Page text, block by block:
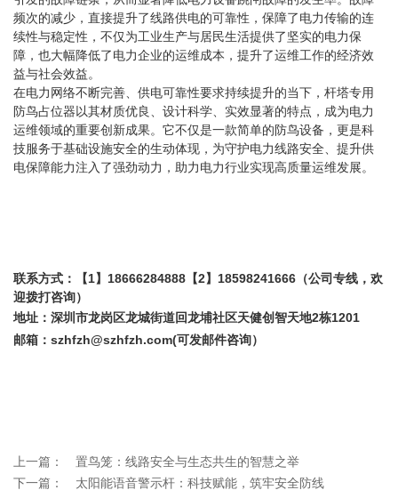
频次的减少，直接提升了线路供电的可靠性，保障了电力传输的连
续性与稳定性，不仅为工业生产与居民生活提供了坚实的电力保
障，也大幅降低了电力企业的运维成本，提升了运维工作的经济效
益与社会效益。
在电力网络不断完善、供电可靠性要求持续提升的当下， 杆塔专用
防鸟占位器 以其材质优良、设计科学、实效显著的特点，成为电力
运维领域的重要创新成果。它不仅是一款简单的防鸟设备，更是科
技服务于基础设施安全的生动体现，为守护电力线路安全、提升供
电保障能力注入了强劲动力，助力电力行业实现高质量运维发展。
联系方式： 【1】18666284888【2】18598241666（公司专线，欢
迎拨打咨询）
地址： 深圳市龙岗区龙城街道回龙埔社区天健创智天地2栋1201
邮箱： szhfzh@szhfzh.com(可发邮件咨询）
上一篇：
置鸟笼：线路安全与生态共生的智慧之举
下一篇：
太阳能语音警示杆：科技赋能，筑牢安全防线